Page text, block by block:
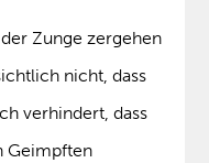
Zunge zergehen
nicht, dass
verhindert, dass
Geimpften